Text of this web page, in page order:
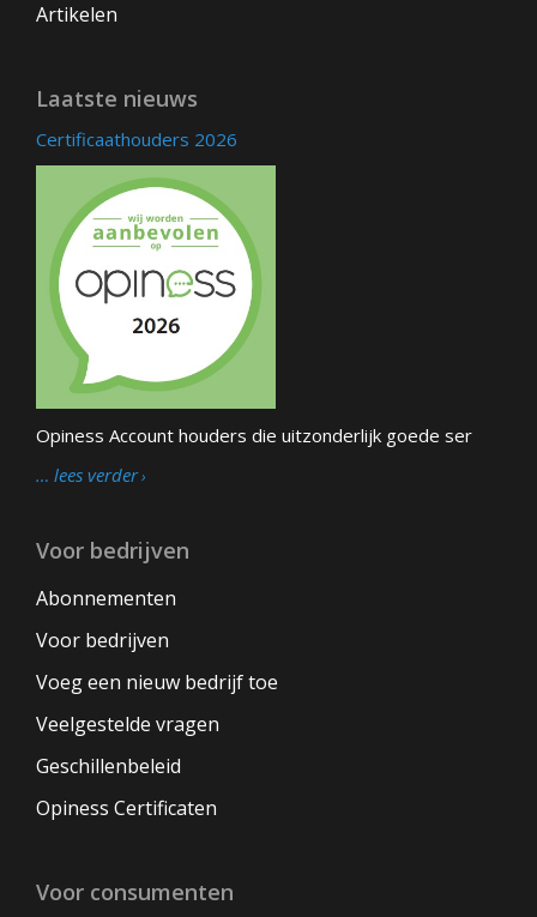
Artikelen
Laatste nieuws
Certificaathouders 2026
Opiness Account houders die uitzonderlijk goede ser
… lees verder
Voor bedrijven
Abonnementen
Voor bedrijven
Voeg een nieuw bedrijf toe
Veelgestelde vragen
Geschillenbeleid
Opiness Certificaten
Voor consumenten